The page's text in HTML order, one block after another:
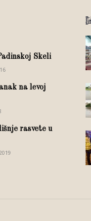
Skeli
na levoj
rasvete u